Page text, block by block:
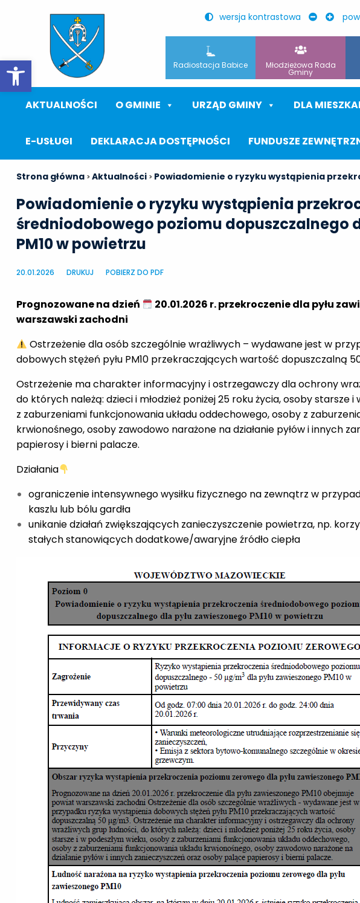
Otwórz pasek narzędzi
wersja kontrastowa
Radiostacja Babice Młodzieżowa Rada
Gminy
AKTUALNOŚCI O GMINIE URZĄD GMINY DLA
E-USŁUGI DEKLARACJA DOSTĘPNOŚCI FUNDUSZE
Strona główna >Aktualności > Powiadomienie o ryzyku wystąpienia
Powiadomienie o ryzyku wystąpienia
średniodobowego poziomu dopuszczalnego
PM10 w powietrzu
20.01.2026 DRUKUJ POBIERZ DO PDF
Prognozowane na dzień
20.01.2026 r. przekroczenie dla pyłu
warszawski zachodni
Ostrzeżenie dla osób szczególnie wrażliwych – wydawane jest w
dobowych stężeń pyłu PM10 przekraczających wartość dopuszczalną
Ostrzeżenie ma charakter informacyjny i ostrzegawczy dla ochrony
do których należą: dzieci i młodzież poniżej 25 roku życia, osoby starsze i
z zaburzeniami funkcjonowania układu oddechowego, osoby z
krwionośnego, osoby zawodowo narażone na działanie pyłów i innych
papierosy i bierni palacze.
Działania
ograniczenie intensywnego wysiłku fizycznego na zewnątrz w
kaszlu lub bólu gardła
unikanie działań zwiększających zanieczyszczenie powietrza, np.
stałych stanowiących dodatkowe/awaryjne źródło ciepła